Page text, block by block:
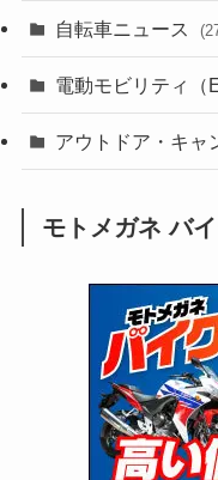
(638)
(118)
(31)
(51)
(5)
(12)
(38)
(24)
(16)
(25)
(24)
(47)
(64)
(16)
(62)
(4)
(306)
(131)
(38)
(131)
(167)
(85)
(21)
(171)
(98)
(274)
(415)
(186)
(73) (126)
(170)
自転車ニュース
(54)
電動モビリティ（
アウトドア・キャ
モトメガネ バ